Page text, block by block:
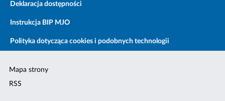
Deklaracja dostępności
Instrukcja BIP MJO
Polityka dotycząca cookies i podobnych technologii
Mapa strony
RSS